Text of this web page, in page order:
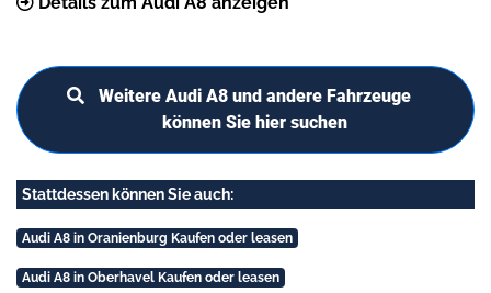
Weitere Audi A8 und andere Fahrzeuge
können Sie hier suchen
Stattdessen können Sie auch:
Audi A8 in Oranienburg Kaufen oder leasen
Audi A8 in Oberhavel Kaufen oder leasen